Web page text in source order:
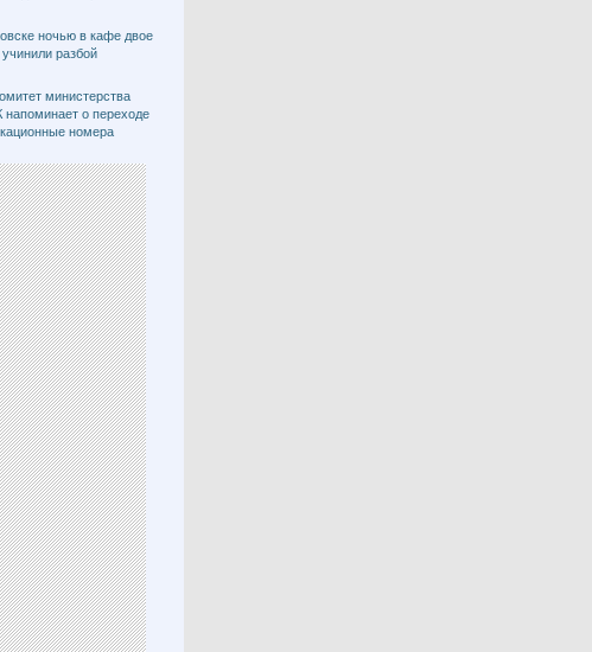
ночью в кафе двое
разбой
министерства
о переходе
номера